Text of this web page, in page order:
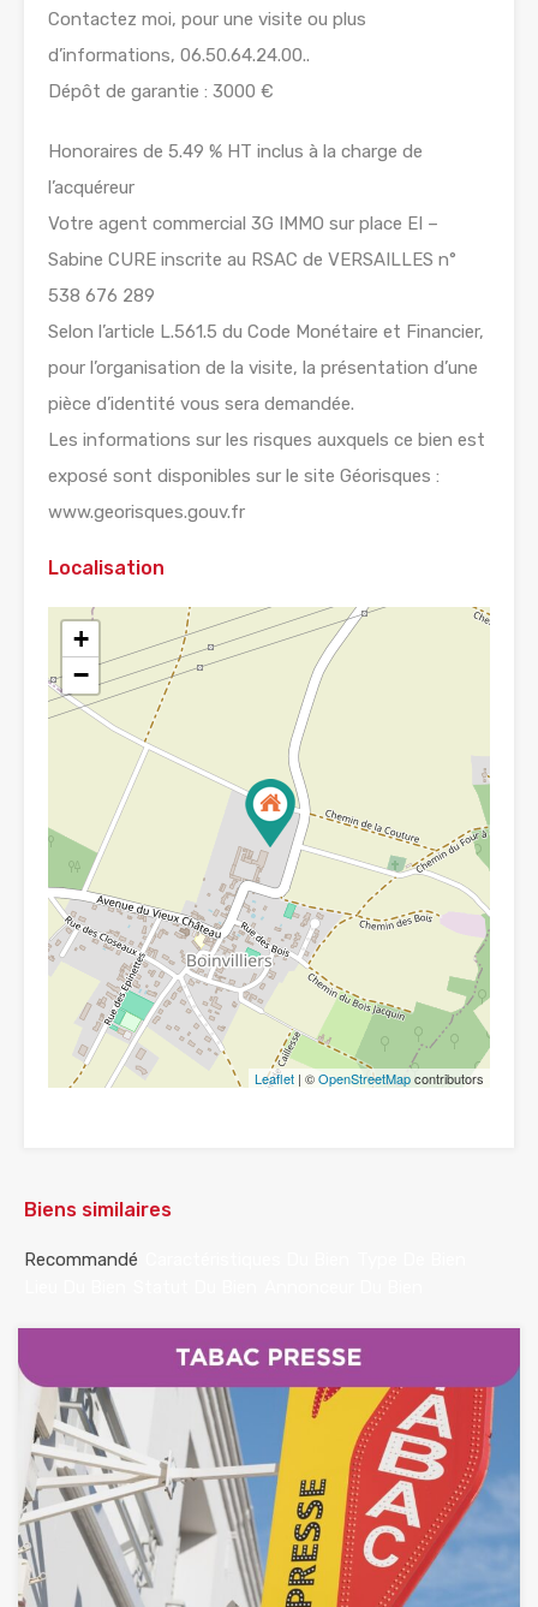
Contactez moi, pour une visite ou plus
d’informations, 06.50.64.24.00..
Dépôt de garantie : 3000 €
Honoraires de 5.49 % HT inclus à la charge de
l’acquéreur
Votre agent commercial 3G IMMO sur place EI –
Sabine CURE inscrite au RSAC de VERSAILLES n°
538 676 289
Selon l’article L.561.5 du Code Monétaire et Financier,
pour l’organisation de la visite, la présentation d’une
pièce d’identité vous sera demandée.
Les informations sur les risques auxquels ce bien est
exposé sont disponibles sur le site Géorisques :
www.georisques.gouv.fr
Localisation
+
−
Leaflet | ©OpenStreetMapcontributors
Biens similaires
Recommandé